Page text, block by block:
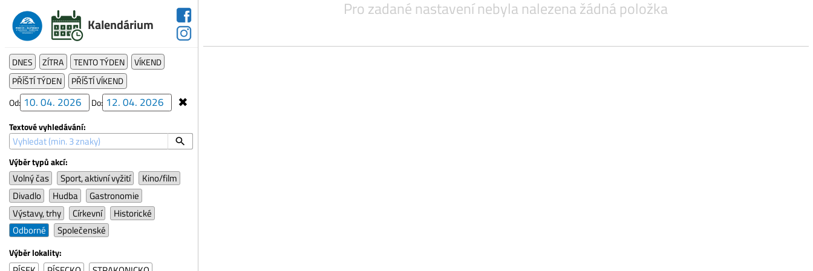
Kalendárium
DNES ZÍTRA TENTO TÝDEN
VÍKEND
PŘÍŠTÍ TÝDEN
PŘÍŠTÍ VÍKEND
Od:
Do: ✖
Textové vyhledávání:
Výběr typů akcí:
Volný čas Sport, aktivní vyžití
Kino/film
Divadlo
Hudba
Gastronomie
Výstavy, trhy
Církevní
Historické
Odborné
Společenské
Výběr lokality:
Pro zadané nastavení nebyla nalezena žádná položka